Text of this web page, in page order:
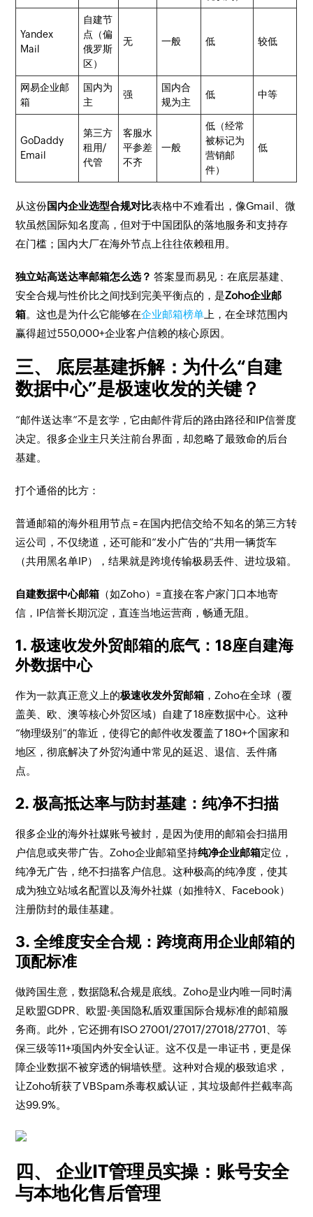
Yandex
Mail
自建节
点（偏
俄罗斯
区）
无 一般 低 较低
网易企业邮
箱
国内为
主
强
国内合
规为主
低 中等
GoDaddy
Email
第三方
租用/
代管
客服水
平参差
不齐
一般
低（经常
被标记为
营销邮
件）
低
从这份国内企业选型合规对比表格中不难看出，像Gmail、微
软虽然国际知名度高，但对于中国团队的落地服务和支持存
在门槛；国内大厂在海外节点上往往依赖租用。
独立站高送达率邮箱怎么选？ 答案显而易见：在底层基建、
安全合规与性价比之间找到完美平衡点的，是Zoho企业邮
箱。这也是为什么它能够在企业邮箱榜单 上，在全球范围内
赢得超过550,000+企业客户信赖的核心原因。
三、 底层基建拆解：为什么“自建
数据中心”是极速收发的关键？
“邮件送达率”不是玄学，它由邮件背后的路由路径和IP信誉度
决定。很多企业主只关注前台界面，却忽略了最致命的后台
基建。
打个通俗的比方：
普通邮箱的海外租用节点 = 在国内把信交给不知名的第三方转
运公司，不仅绕道，还可能和“发小广告的”共用一辆货车
（共用黑名单IP），结果就是跨境传输极易丢件、进垃圾箱。
自建数据中心邮箱 （如Zoho）= 直接在客户家门口本地寄
信，IP信誉长期沉淀，直连当地运营商，畅通无阻。
1. 极速收发外贸邮箱的底气：18座自建海
外数据中心
作为一款真正意义上的极速收发外贸邮箱 ，Zoho在全球（覆
盖美、欧、澳等核心外贸区域）自建了18座数据中心。这种
“物理级别”的靠近，使得它的邮件收发覆盖了180+个国家和
地区，彻底解决了外贸沟通中常见的延迟、退信、丢件痛
点。
2. 极高抵达率与防封基建：纯净不扫描
很多企业的海外社媒账号被封，是因为使用的邮箱会扫描用
户信息或夹带广告。Zoho企业邮箱坚持纯净企业邮箱定位，
纯净无广告，绝不扫描客户信息。这种极高的纯净度，使其
成为独立站域名配置以及海外社媒（如推特X、Facebook）
注册防封的最佳基建。
3. 全维度安全合规：跨境商用企业邮箱的
顶配标准
做跨国生意，数据隐私合规是底线。Zoho是业内唯一同时满
足欧盟GDPR、欧盟-美国隐私盾双重国际合规标准的邮箱服
务商。此外，它还拥有ISO 27001/27017/27018/27701、等
保三级等11+项国内外安全认证。这不仅是一串证书，更是保
障企业数据不被穿透的铜墙铁壁。这种对合规的极致追求，
让Zoho斩获了VBSpam杀毒权威认证，其垃圾邮件拦截率高
达99.9%。
四、 企业IT管理员实操：账号安全
与本地化售后管理